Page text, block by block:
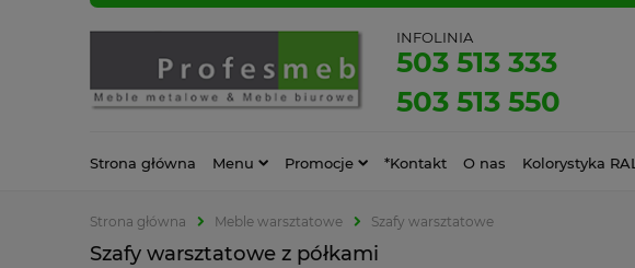
INFOLINIA
503 513 333
503 513 550
Strona główna Menu Promocje *Kontakt O nas Kolorystyka RAL
Strona główna Meble warsztatowe Szafy warsztatowe
Szafy warsztatowe z półkami